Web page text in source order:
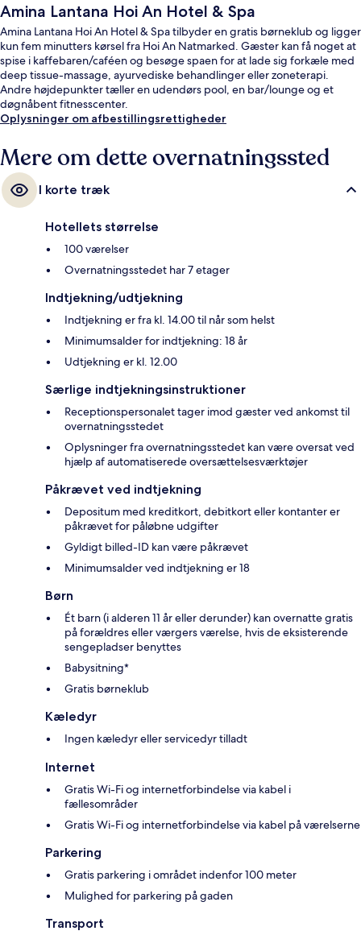
Amina Lantana Hoi An Hotel & Spa
Amina Lantana Hoi An Hotel & Spa tilbyder en gratis børneklub og ligger
kun fem minutters kørsel fra Hoi An Natmarked. Gæster kan få noget at
spise i kaffebaren/caféen og besøge spaen for at lade sig forkæle med
deep tissue-massage, ayurvediske behandlinger eller zoneterapi.
Andre højdepunkter tæller en udendørs pool, en bar/lounge og et
døgnåbent fitnesscenter.
Oplysninger om afbestillingsrettigheder
Mere om dette overnatningssted
I korte træk
Hotellets størrelse
100 værelser
Overnatningsstedet har 7 etager
Indtjekning/udtjekning
Indtjekning er fra kl. 14.00 til når som helst
Minimumsalder for indtjekning: 18 år
Udtjekning er kl. 12.00
Særlige indtjekningsinstruktioner
Receptionspersonalet tager imod gæster ved ankomst til
overnatningsstedet
Oplysninger fra overnatningsstedet kan være oversat ved
hjælp af automatiserede oversættelsesværktøjer
Påkrævet ved indtjekning
Depositum med kreditkort, debitkort eller kontanter er
påkrævet for påløbne udgifter
Gyldigt billed-ID kan være påkrævet
Minimumsalder ved indtjekning er 18
Børn
Ét barn (i alderen 11 år eller derunder) kan overnatte gratis
på forældres eller værgers værelse, hvis de eksisterende
sengepladser benyttes
Babysitning*
Gratis børneklub
Kæledyr
Ingen kæledyr eller servicedyr tilladt
Internet
Gratis Wi-Fi og internetforbindelse via kabel i
fællesområder
Gratis Wi-Fi og internetforbindelse via kabel på værelserne
Parkering
Gratis parkering i området indenfor 100 meter
Mulighed for parkering på gaden
Transport